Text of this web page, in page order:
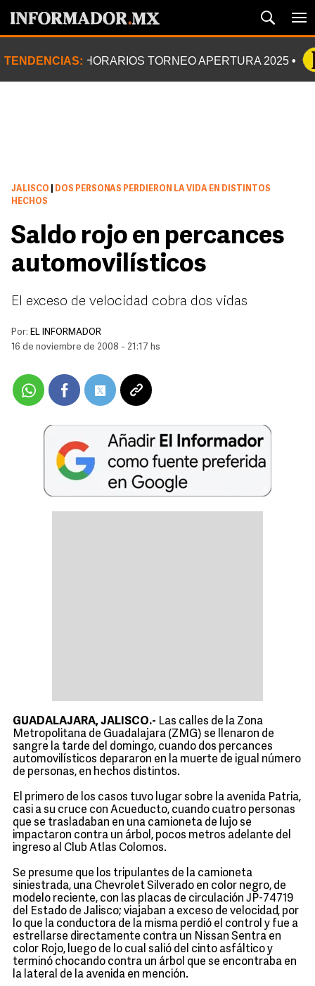
TENDENCIAS: HORARIOS TORNEO APERTURA 2025
JALISCO
DOS PERSONAS PERDIERON LA VIDA EN DISTINTOS
HECHOS
Saldo rojo en percances
automovilísticos
El exceso de velocidad cobra dos vidas
Por: EL INFORMADOR
16 de noviembre de 2008 - 21:17 hs
GUADALAJARA, JALISCO.- Las calles de la Zona
Metropolitana de Guadalajara (ZMG) se llenaron de
sangre la tarde del domingo, cuando dos percances
automovilísticos depararon en la muerte de igual número
de personas, en hechos distintos.
El primero de los casos tuvo lugar sobre la avenida Patria,
casi a su cruce con Acueducto, cuando cuatro personas
que se trasladaban en una camioneta de lujo se
impactaron contra un árbol, pocos metros adelante del
ingreso al Club Atlas Colomos.
Se presume que los tripulantes de la camioneta
siniestrada, una Chevrolet Silverado en color negro, de
modelo reciente, con las placas de circulación JP-74719
del Estado de Jalisco; viajaban a exceso de velocidad, por
lo que la conductora de la misma perdió el control y fue a
estrellarse directamente contra un Nissan Sentra en
color Rojo, luego de lo cual salió del cinto asfáltico y
terminó chocando contra un árbol que se encontraba en
la lateral de la avenida en mención.